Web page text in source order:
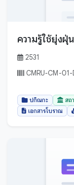
หนองบัว
อ่างทอง
อำนาจเจริ
อุตรดิตถ์
อุทัยธานี
อุบลราชธ
เพชรบุรี
เพชรบูรณ์
ความรู้ใช้ยุ่งฝุ่
2531
CMRU-CM-
ปกิณกะ
สถ
เอกสารโบราณ